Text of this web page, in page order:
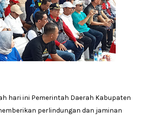
hari ini Pemerintah Daerah Kabupaten
perlindungan dan jaminan